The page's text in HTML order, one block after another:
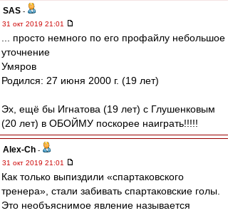
SAS -
31 окт 2019 21:01
... просто немного по его профайлу небольшое
уточнение
Умяров
Родился: 27 июня 2000 г. (19 лет)
Эх, ещё бы Игнатова (19 лет) с Глушенковым
(20 лет) в ОБОЙМУ поскорее наиграть!!!!!
Alex-Ch -
31 окт 2019 21:01
Как только выпиздили «спартаковского
тренера», стали забивать спартаковские голы.
Это необъяснимое явление называется